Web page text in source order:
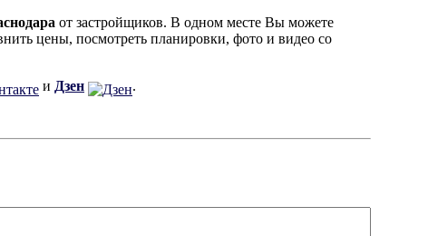
от застройщиков. В одном месте Вы можете
цены, посмотреть планировки, фото и видео со
и Дзен .